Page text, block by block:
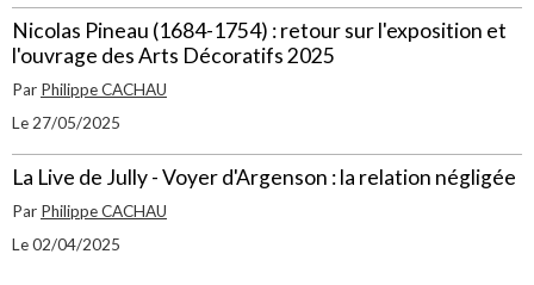
Nicolas Pineau (1684-1754) : retour sur l'exposition et
l'ouvrage des Arts Décoratifs 2025
Par Philippe CACHAU
Le 27/05/2025
La Live de Jully - Voyer d'Argenson : la relation négligée
Par Philippe CACHAU
Le 02/04/2025